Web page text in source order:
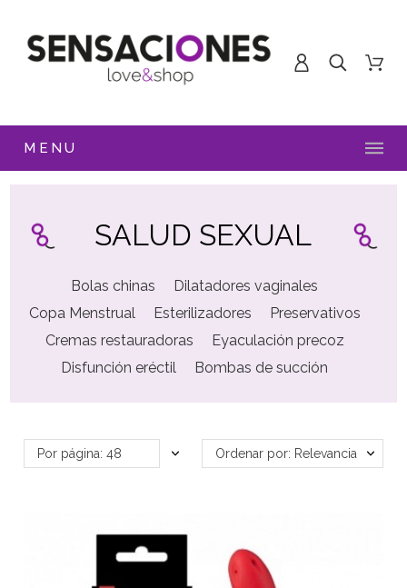
MENU
SALUD SEXUAL
Bolas chinas
Dilatadores vaginales
Copa Menstrual
Esterilizadores
Preservativos
Cremas restauradoras
Eyaculación precoz
Disfunción eréctil
Bombas de succión
Por página: 48 Ordenar por: Relevancia